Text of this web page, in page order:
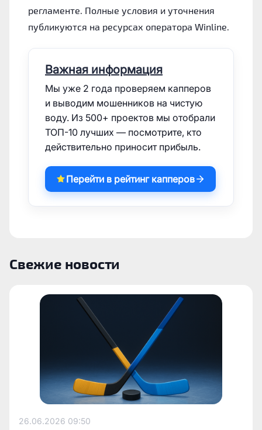
регламенте. Полные условия и уточнения
публикуются на ресурсах оператора Winline.
Важная информация
Мы уже 2 года проверяем капперов
и выводим мошенников на чистую
воду. Из 500+ проектов мы отобрали
ТОП-10 лучших — посмотрите, кто
действительно приносит прибыль.
Перейти в рейтинг капперов
Свежие новости
26.06.2026 09:50